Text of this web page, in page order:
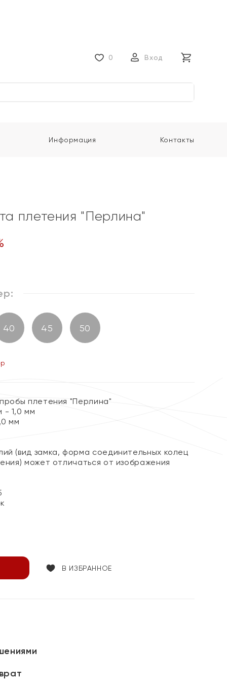
0 Вход
Информация Контакты
плетения "Перлина"
40 45 50
плетения "Перлина"
- 1,0 мм
мм
(вид замка, форма соединительных колец
может отличаться от изображения
В ИЗБРАННОЕ